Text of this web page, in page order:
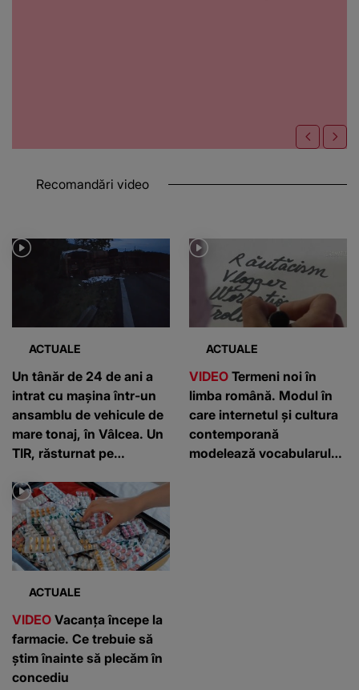
Recomandări video
ACTUALE
Un tânăr de 24 de ani a
intrat cu mașina într-un
ansamblu de vehicule de
mare tonaj, în Vâlcea. Un
TIR, răsturnat pe
ACTUALE
VIDEO Termeni noi în
limba română. Modul în
care internetul și cultura
contemporană
modelează vocabularul
ACTUALE
VIDEO Vacanța începe la
farmacie. Ce trebuie să
știm înainte să plecăm în
concediu